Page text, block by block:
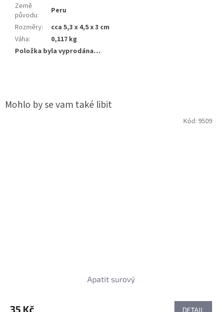
Země
původu:
Peru
Rozměry:
cca 5,3 x 4,5 x 3 cm
Váha:
0,117 kg
Položka byla vyprodána…
Apatit surový
35 Kč DETAIL
Kód: 9509